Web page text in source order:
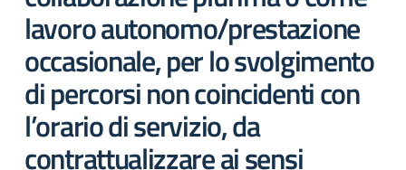
lavoro autonomo/prestazione
occasionale, per lo svolgimento
di percorsi non coincidenti con
l’orario di servizio, da
contrattualizzare ai sensi